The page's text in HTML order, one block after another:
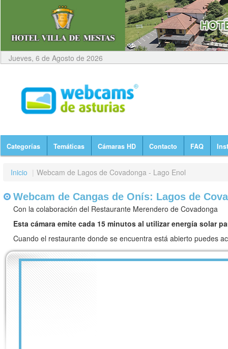
Jueves, 6 de Agosto de 2026
Categorías Temáticas Cámaras HD Contacto FAQ
Inicio | Webcam de Lagos de Covadonga - Lago Enol
Webcam de Cangas de Onís: Lagos de
Con la colaboración del Restaurante Merendero de Covadonga
Esta cámara emite cada 15 minutos al utilizar energía solar
Cuando el restaurante donde se encuentra está abierto puedes